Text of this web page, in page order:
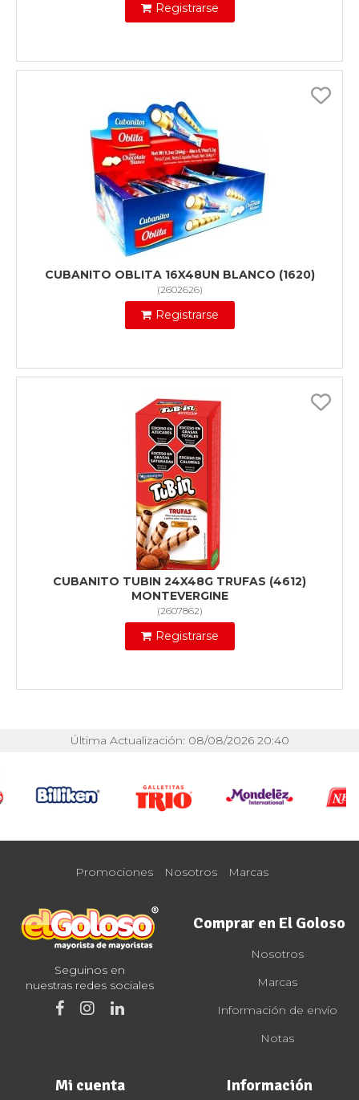
Registrarse
CUBANITO OBLITA 16X48UN BLANCO (1620)
(2602626)
Registrarse
CUBANITO TUBIN 24X48G TRUFAS (4612)
MONTEVERGINE
(2607862)
Registrarse
Última Actualización: 08/08/2026 20:40
Promociones Nosotros Marcas
Seguinos en
nuestras redes sociales
Comprar en El Goloso
Nosotros
Marcas
Información de envío
Notas
Mi cuenta Información